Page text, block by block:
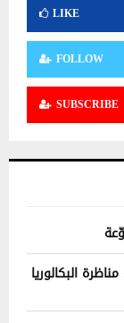
LIKE
FOLLOW
SUBSCRIBE
البكالوريا